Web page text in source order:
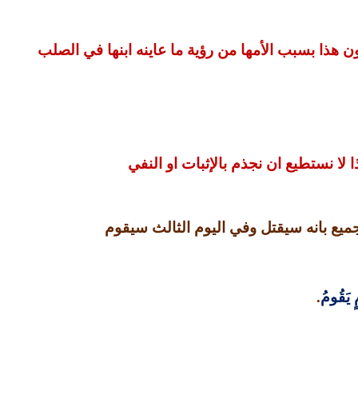
بسبب الأمها من رؤية ما عاينه ابنها في الصلب
لا نستطيع ان نجذم بالإثبات او النفي
بانه سيقتل وفي اليوم الثالث سيقوم
يَقُومُ.